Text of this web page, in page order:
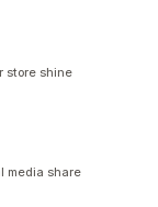
store shine
media share